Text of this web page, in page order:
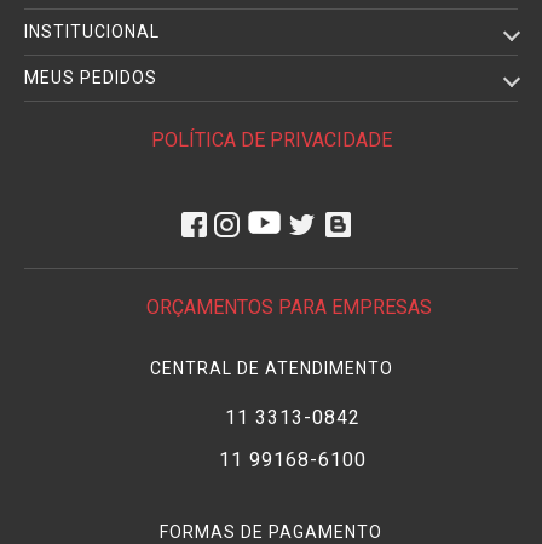
INSTITUCIONAL
MEUS PEDIDOS
POLÍTICA DE PRIVACIDADE
ORÇAMENTOS PARA EMPRESAS
CENTRAL DE ATENDIMENTO
11 3313-0842
11 99168-6100
FORMAS DE PAGAMENTO